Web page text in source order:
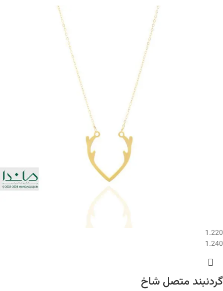
1.220
1.240
گردنبند متصل شاخ